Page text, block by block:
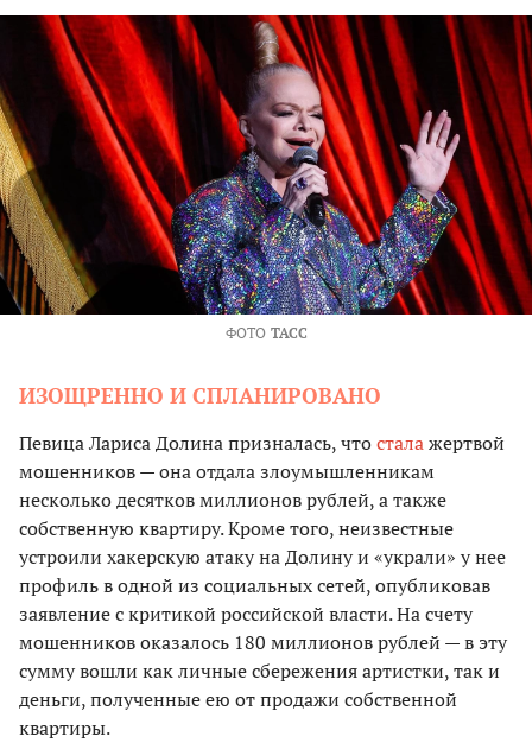
ФОТО ТАСС
ИЗОЩРЕННО И СПЛАНИРОВАНО
Певица Лариса Долина призналась, чтосталажертвой
мошенников — она отдала злоумышленникам
несколько десятков миллионов рублей, а также
собственную квартиру. Кроме того, неизвестные
устроили хакерскую атаку на Долину и «украли» у нее
профиль в одной из социальных сетей, опубликовав
заявление с критикой российской власти. На счету
мошенников оказалось 180 миллионов рублей — в эту
сумму вошли как личные сбережения артистки, так и
деньги, полученные ею от продажи собственной
квартиры.